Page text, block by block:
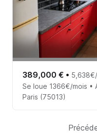
389,000 € •
Se loue 1366€/mois •
Paris (75013)